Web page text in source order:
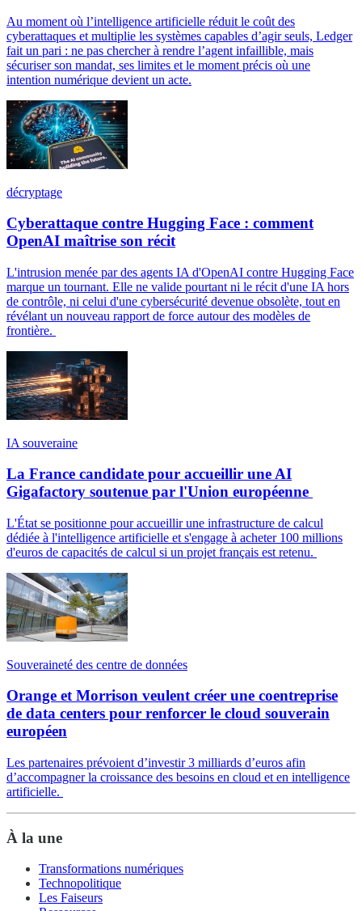
Au moment où l’intelligence artificielle réduit le coût des
cyberattaques et multiplie les systèmes capables d’agir seuls, Ledger
fait un pari : ne pas chercher à rendre l’agent infaillible, mais
sécuriser son mandat, ses limites et le moment précis où une
intention numérique devient un acte.
décryptage
Cyberattaque contre Hugging Face : comment
OpenAI maîtrise son récit
L'intrusion menée par des agents IA d'OpenAI contre Hugging Face
marque un tournant. Elle ne valide pourtant ni le récit d'une IA hors
de contrôle, ni celui d'une cybersécurité devenue obsolète, tout en
révélant un nouveau rapport de force autour des modèles de
frontière.
IA souveraine
La France candidate pour accueillir une AI
Gigafactory soutenue par l'Union européenne
L'État se positionne pour accueillir une infrastructure de calcul
dédiée à l'intelligence artificielle et s'engage à acheter 100 millions
d'euros de capacités de calcul si un projet français est retenu.
Souveraineté des centre de données
Orange et Morrison veulent créer une coentreprise
de data centers pour renforcer le cloud souverain
européen
Les partenaires prévoient d’investir 3 milliards d’euros afin
d’accompagner la croissance des besoins en cloud et en intelligence
artificielle.
À la une
Transformations numériques
Technopolitique
Les Faiseurs